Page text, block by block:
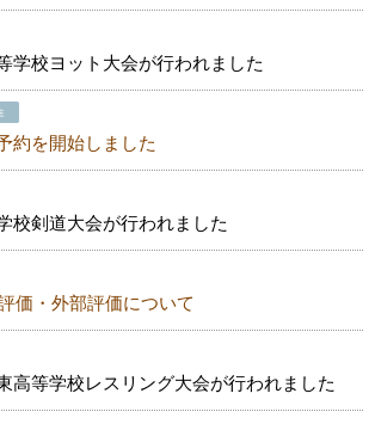
校ヨット大会が行われました
約を開始しました
剣道大会が行われました
価・外部評価について
等学校レスリング大会が行われました